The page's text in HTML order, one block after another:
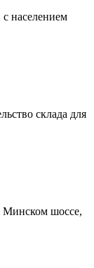
населением
склада для
Минском шоссе,